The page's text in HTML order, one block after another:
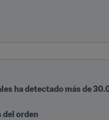
ha detectado más de
del orden